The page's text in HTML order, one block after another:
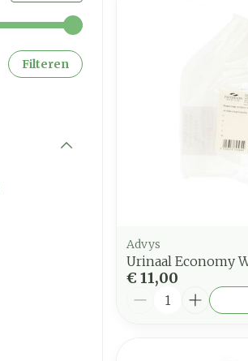
links en rechts om de minimale en
Filteren
Advys
Urinaal Economy
€ 11,00
Aantal